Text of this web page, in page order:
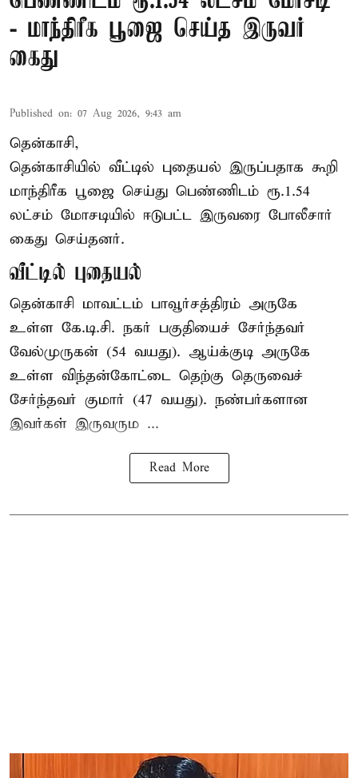
- மாந்திரீக பூஜை செய்த இருவர்
கைது
Published on: 07 Aug 2026, 9:43 am
தென்காசி,
தென்காசியில் வீட்டில் புதையல் இருப்பதாக கூறி
மாந்திரீக பூஜை செய்து பெண்ணிடம் ரூ.1.54
லட்சம் மோசடியில் ஈடுபட்ட இருவரை போலீசார்
கைது செய்தனர்.
வீட்டில் புதையல்
தென்காசி மாவட்டம் பாவூர்சத்திரம் அருகே
உள்ள கே.டி.சி. நகர் பகுதியைச் சேர்ந்தவர்
வேல்முருகன் (54 வயது). ஆய்க்குடி அருகே
உள்ள விந்தன்கோட்டை தெற்கு தெருவைச்
சேர்ந்தவர் குமார் (47 வயது). நண்பர்களான
இவர்கள் இருவரும ...
Read More